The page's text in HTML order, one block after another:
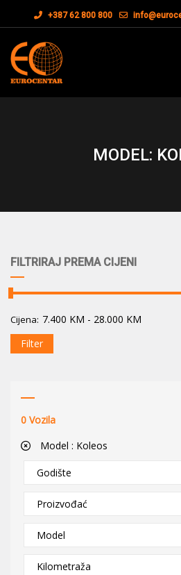
+387 62 800 800
MODEL:
FILTRIRAJ PREMA CIJENI
Cijena: 7.400 KM - 28.000 KM
Filter
0 Vozila
Model : Koleos
Godište
Proizvođać
Model
Kilometraža